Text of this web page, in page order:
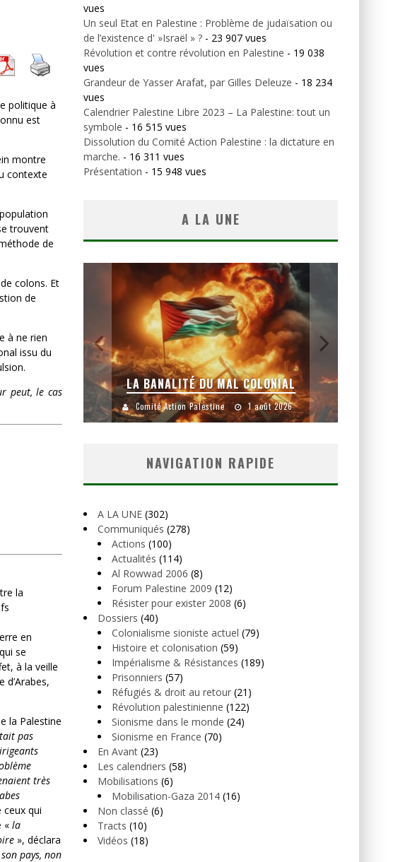
politique à
est
montre
contexte
trouvent
de
colons. Et
de
à ne rien
issu du
peut, le cas
la
en
se
à la veille
la Palestine
pas
très
ceux qui
« la
», déclara
pays, non
vues
Un seul Etat en Palestine : Problème de judaïsation ou
de l’existence d' »Israël » ? - 23 907 vues
Révolution et contre révolution en Palestine - 19 038
vues
Grandeur de Yasser Arafat, par Gilles Deleuze - 18 234
vues
Calendrier Palestine Libre 2023 – La Palestine: tout un
symbole - 16 515 vues
Dissolution du Comité Action Palestine : la dictature en
marche. - 16 311 vues
Présentation - 15 948 vues
A LA UNE
LE
LA BANALITÉ DU MAL COLONIAL
Comité Action Palestine 1 août 2026
NAVIGATION RAPIDE
A LA UNE (302)
Communiqués (278)
Actions (100)
Actualités (114)
Al Rowwad 2006 (8)
Forum Palestine 2009 (12)
Résister pour exister 2008 (6)
Dossiers (40)
Colonialisme sioniste actuel (79)
Histoire et colonisation (59)
Impérialisme & Résistances (189)
Prisonniers (57)
Réfugiés & droit au retour (21)
Révolution palestinienne (122)
Sionisme dans le monde (24)
Sionisme en France (70)
En Avant (23)
Les calendriers (58)
Mobilisations (6)
Mobilisation-Gaza 2014 (16)
Non classé (6)
Tracts (10)
Vidéos (18)